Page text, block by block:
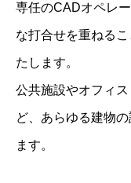
専任のCADオペレ
な打合せを重ねる
たします。
公共施設やオフィ
ど、あらゆる建物
ます。